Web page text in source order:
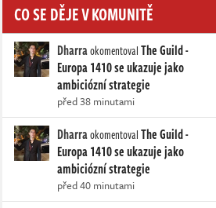
CO SE DĚJE V KOMUNITĚ
DharraokomentovalThe Guild -
Europa 1410 se ukazuje jako
ambiciózní strategie
před 38 minutami
DharraokomentovalThe Guild -
Europa 1410 se ukazuje jako
ambiciózní strategie
před 40 minutami